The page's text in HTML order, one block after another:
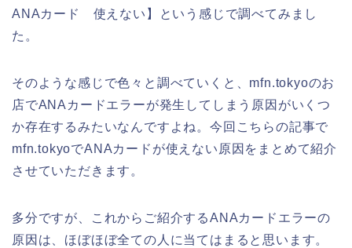
ANAカード 使えない】という感じで調べてみまし
た。
そのような感じで色々と調べていくと、mfn.tokyoのお
店でANAカードエラーが発生してしまう原因がいくつ
か存在するみたいなんですよね。今回こちらの記事で
mfn.tokyoでANAカードが使えない原因をまとめて紹介
させていただきます。
多分ですが、これからご紹介するANAカードエラーの
原因は、ほぼほぼ全ての人に当てはまると思います。